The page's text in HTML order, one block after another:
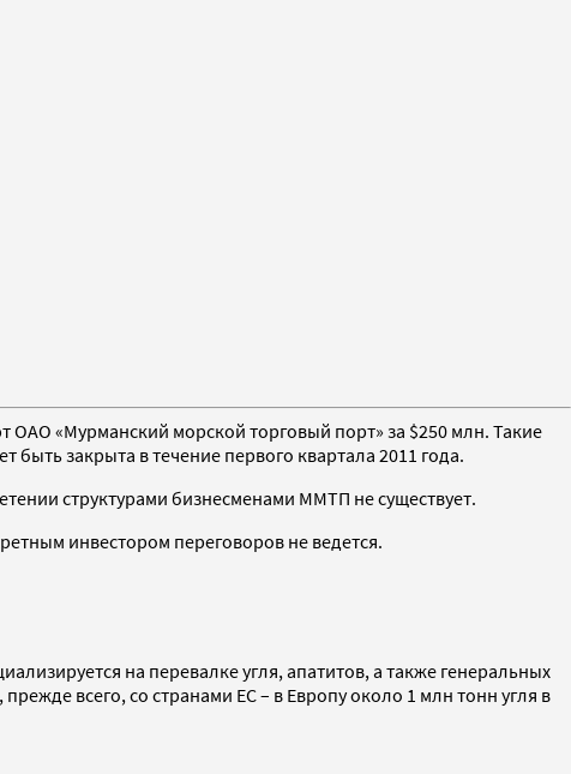
ОАО «Мурманский морской торговый порт» за $250 млн. Такие
закрыта в течение первого квартала 2011 года.
структурами бизнесменами ММТП не существует.
инвестором переговоров не ведется.
на перевалке угля, апатитов, а также генеральных
всего, со странами ЕС – в Европу около 1 млн тонн угля в